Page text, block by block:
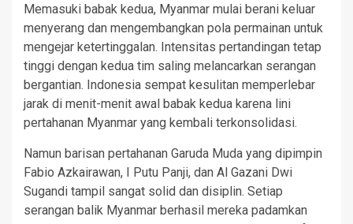
Memasuki babak kedua, Myanmar mulai berani keluar
menyerang dan mengembangkan pola permainan untuk
mengejar ketertinggalan. Intensitas pertandingan tetap
tinggi dengan kedua tim saling melancarkan serangan
bergantian. Indonesia sempat kesulitan memperlebar
jarak di menit-menit awal babak kedua karena lini
pertahanan Myanmar yang kembali terkonsolidasi.
Namun barisan pertahanan Garuda Muda yang dipimpin
Fabio Azkairawan, I Putu Panji, dan Al Gazani Dwi
Sugandi tampil sangat solid dan disiplin. Setiap
serangan balik Myanmar berhasil mereka padamkan